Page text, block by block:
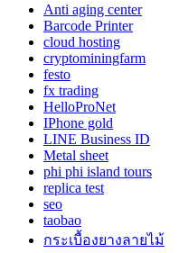
Anti aging center
Barcode Printer
cloud hosting
cryptominingfarm
festo
fx trading
HelloProNet
IPhone gold
LINE Business ID
Metal sheet
phi phi island tours
replica test
seo
taobao
กระเบื้องยางลายไม้